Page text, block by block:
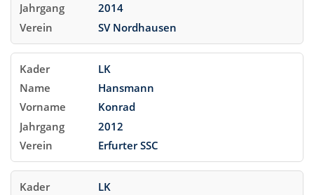
2014
SV Nordhausen
LK
Hansmann
Konrad
2012
Erfurter SSC
LK